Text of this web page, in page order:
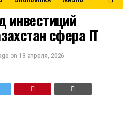
инвестиций
сфера IT
on 13 апреля, 2026